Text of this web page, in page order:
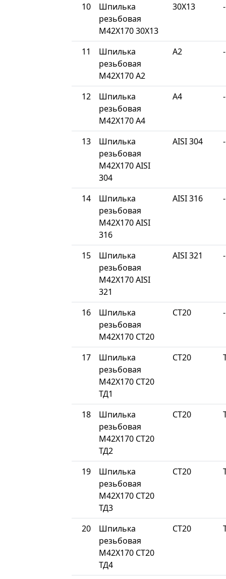
10
Шпилька
резьбовая
М42Х170 30Х13
30Х13 -
11
Шпилька
резьбовая
М42Х170 A2
A2 -
12
Шпилька
резьбовая
М42Х170 A4
A4 -
13
Шпилька
резьбовая
М42Х170 AISI
304
AISI 304 -
14
Шпилька
резьбовая
М42Х170 AISI
316
AISI 316 -
15
Шпилька
резьбовая
М42Х170 AISI
321
AISI 321 -
16
Шпилька
резьбовая
М42Х170 СТ20
СТ20 -
17
Шпилька
резьбовая
М42Х170 СТ20
ТД1
СТ20
18
Шпилька
резьбовая
М42Х170 СТ20
ТД2
СТ20
19
Шпилька
резьбовая
М42Х170 СТ20
ТД3
СТ20
20
Шпилька
резьбовая
М42Х170 СТ20
ТД4
СТ20